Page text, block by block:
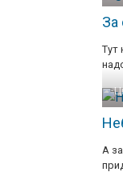
За
Тут
А